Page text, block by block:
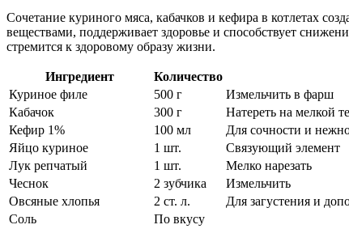
Сочетание куриного мяса, кабачков и кефира в котлетах
веществами, поддерживает здоровье и способствует
стремится к здоровому образу жизни.
Ингредиент Количество
Куриное филе
500 г
Измельчить в фарш
Кабачок
300 г
Натереть на мелкой
Кефир 1%
100 мл
Для сочности и
Яйцо куриное
1 шт.
Связующий элемент
Лук репчатый
1 шт.
Мелко нарезать
Чеснок
2 зубчика
Измельчить
Овсяные хлопья
2 ст. л.
Для загустения и
Соль
По вкусу